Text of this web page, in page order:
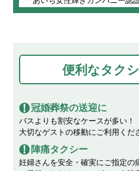
名鉄グループ「カスタマーハラ
2024.03.07
2024年3月13日より、CentXアプ
可能になりました。
便利なタク
冠婚葬祭の送迎に
バスよりも割安なケースが多い！
大切なゲストの移動にご利用くだ
陣痛タクシー
妊婦さんを安全・確実にご指定の